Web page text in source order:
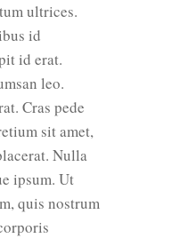
ultrices.
id
id erat.
leo.
Cras pede
sit amet,
Nulla
ipsum. Ut
quis nostrum